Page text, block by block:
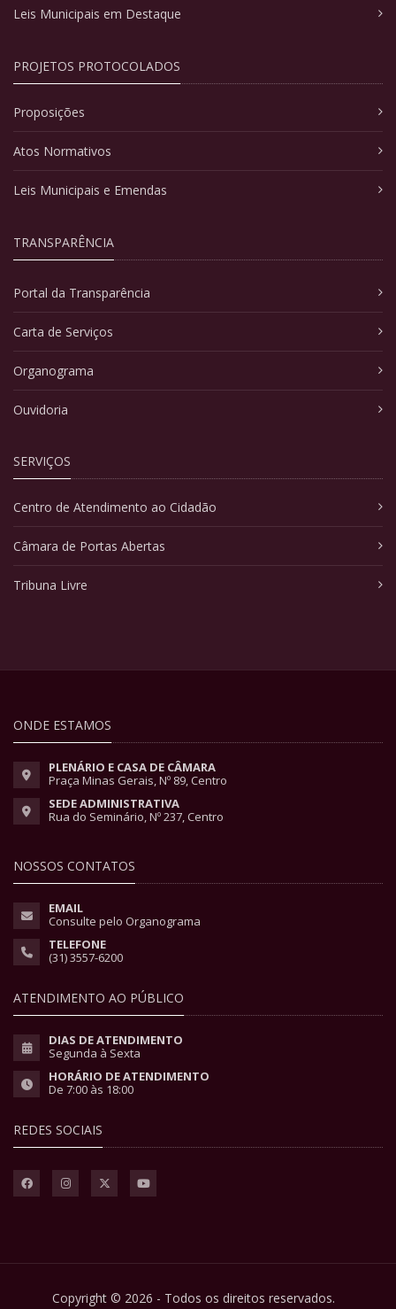
Leis Municipais em Destaque
PROJETOS PROTOCOLADOS
Proposições
Atos Normativos
Leis Municipais e Emendas
TRANSPARÊNCIA
Portal da Transparência
Carta de Serviços
Organograma
Ouvidoria
SERVIÇOS
Centro de Atendimento ao Cidadão
Câmara de Portas Abertas
Tribuna Livre
ONDE ESTAMOS
PLENÁRIO E CASA DE CÂMARA
Praça Minas Gerais, Nº 89, Centro
SEDE ADMINISTRATIVA
Rua do Seminário, Nº 237, Centro
NOSSOS CONTATOS
EMAIL
Consulte pelo Organograma
TELEFONE
(31) 3557-6200
ATENDIMENTO AO PÚBLICO
DIAS DE ATENDIMENTO
Segunda à Sexta
HORÁRIO DE ATENDIMENTO
De 7:00 às 18:00
REDES SOCIAIS
Copyright © 2026 - Todos os direitos reservados.